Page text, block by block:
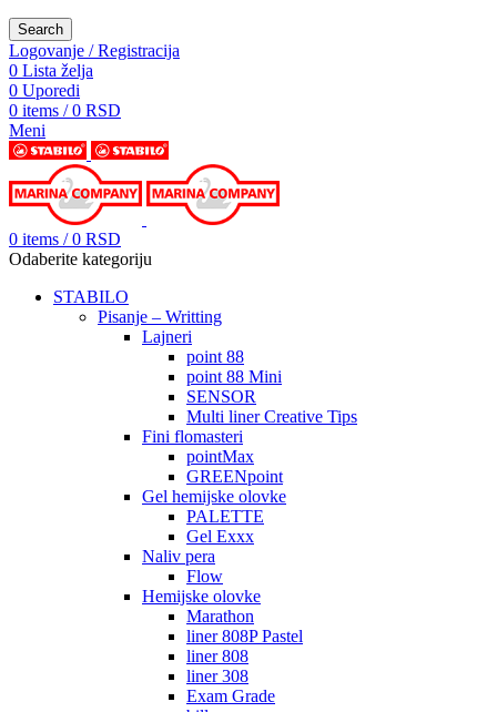
Search
Logovanje / Registracija
0 Lista želja
0 Uporedi
0 items / 0 RSD
Meni
0 items / 0 RSD
Odaberite kategoriju
STABILO
Pisanje – Writting
Lajneri
point 88
point 88 Mini
SENSOR
Multi liner Creative Tips
Fini flomasteri
pointMax
GREENpoint
Gel hemijske olovke
PALETTE
Gel Exxx
Naliv pera
Flow
Hemijske olovke
Marathon
liner 808P Pastel
liner 808
liner 308
Exam Grade